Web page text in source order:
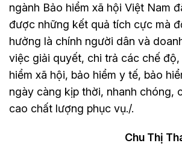
ngành Bảo hiểm xã hội Việt Nam
được những kết quả tích cực mà
hưởng là chính người dân và
việc giải quyết, chi trả các chế độ,
hiểm xã hội, bảo hiểm y tế, bảo
ngày càng kịp thời, nhanh chóng,
cao chất lượng phục vụ./.
Chu Thị